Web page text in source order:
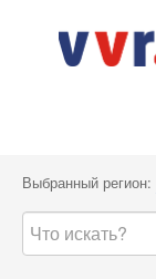
Выбранный регион: